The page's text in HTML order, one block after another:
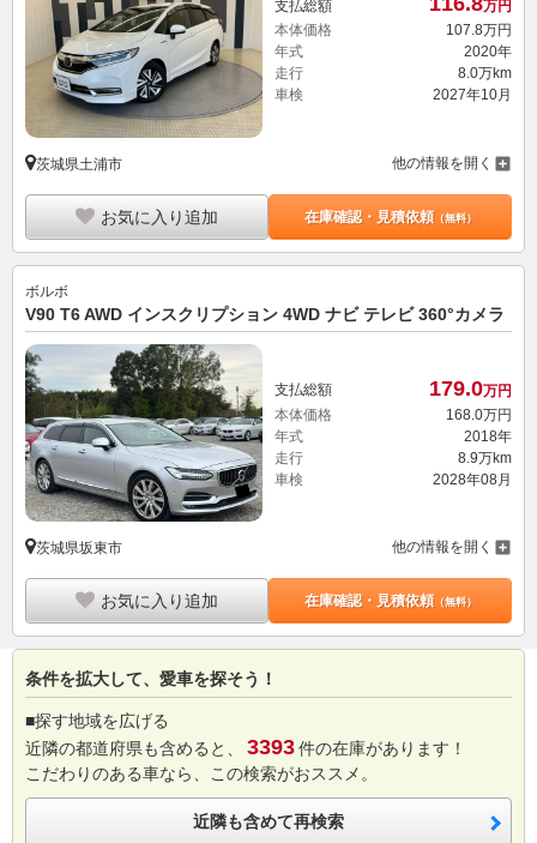
支払総額
万円
本体価格
107.8万円
年式
2020年
走行
8.0万km
車検
2027年10月
茨城県土浦市 他の情報を開く
お気に入り追加 在庫確認・見積依頼（無料）
ボルボ
V90 T6 AWD インスクリプション 4WD ナビ テレビ 360°カメラ
支払総額 179.0万円
本体価格
168. 0万円
年式
2018年
走行
8.9万km
車検
2028年08月
茨城県坂東市 他の情報を開く
お気に入り追加 在庫確認・見積依頼（無料）
条件を拡大して、愛車を探そう！
■探す地域を広げる
近隣の都道府県も含めると、
3393件の在庫があります！
こだわりのある車なら、この検索がおススメ。
近隣も含めて再検索